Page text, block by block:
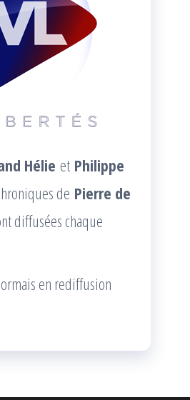
Hélie et Philippe
de Pierre de
diffusées chaque
en rediffusion